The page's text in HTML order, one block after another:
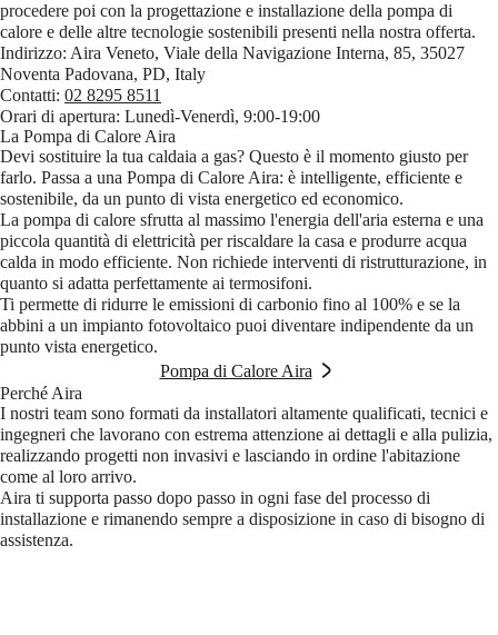
procedere poi con la progettazione e installazione della pompa di
calore e delle altre tecnologie sostenibili presenti nella nostra offerta.
Indirizzo: Aira Veneto, Viale della Navigazione Interna, 85, 35027
Noventa Padovana, PD, Italy
Contatti: 02 8295 8511
Orari di apertura: Lunedì-Venerdì, 9:00-19:00
La Pompa di Calore Aira
Devi sostituire la tua caldaia a gas? Questo è il momento giusto per
farlo. Passa a una Pompa di Calore Aira: è intelligente, efficiente e
sostenibile, da un punto di vista energetico ed economico.
La pompa di calore sfrutta al massimo l'energia dell'aria esterna e una
piccola quantità di elettricità per riscaldare la casa e produrre acqua
calda in modo efficiente. Non richiede interventi di ristrutturazione, in
quanto si adatta perfettamente ai termosifoni.
Ti permette di ridurre le emissioni di carbonio fino al 100% e se la
abbini a un impianto fotovoltaico puoi diventare indipendente da un
punto vista energetico.
Pompa di Calore Aira
Perché Aira
I nostri team sono formati da installatori altamente qualificati, tecnici e
ingegneri che lavorano con estrema attenzione ai dettagli e alla pulizia,
realizzando progetti non invasivi e lasciando in ordine l'abitazione
come al loro arrivo.
Aira ti supporta passo dopo passo in ogni fase del processo di
installazione e rimanendo sempre a disposizione in caso di bisogno di
assistenza.